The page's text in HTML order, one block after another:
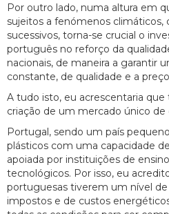
Por outro lado, numa altura em
sujeitos a fenómenos climáticos,
sucessivos, torna-se crucial o
português no reforço da
nacionais, de maneira a garantir
constante, de qualidade e a
A tudo isto, eu acrescentaria
criação de um mercado único
Portugal, sendo um país
plásticos com uma capacidade
apoiada por instituições de
tecnológicos. Por isso, eu
portuguesas tiverem um nível
impostos e de custos